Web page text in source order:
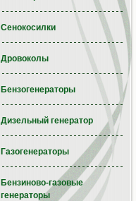
Сенокосилки
Дровоколы
Бензогенераторы
Дизельный генератор
Газогенераторы
Бензиново-газовые
генераторы